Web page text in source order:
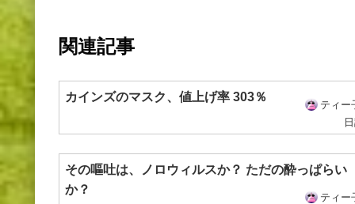
関連記事
カインズのマスク、値上げ率 303％
ティー
その嘔吐は、ノロウィルスか？ ただの酔っぱらい
か？
ティー